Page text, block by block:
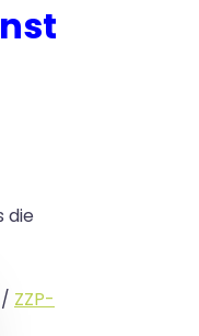
die
/ ZZP-